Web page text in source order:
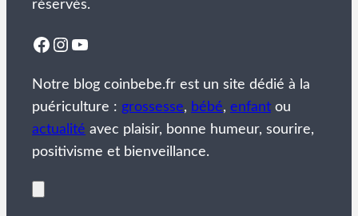
réservés.
Facebook
Instagram
YouTube
Notre blog coinbebe.fr est un site dédié à la
puériculture : grossesse, bébé, enfant ou
actualité avec plaisir, bonne humeur, sourire,
positivisme et bienveillance.